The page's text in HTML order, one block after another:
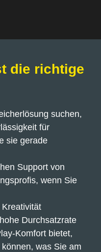
die richtige
suchen,
für
sie gerade
Support von
wenn Sie
Durchsatzrate
Komfort bietet,
was Sie am